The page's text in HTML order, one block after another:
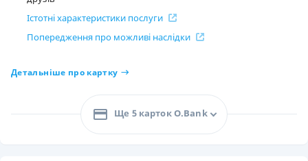
Істотні характеристики послуги
Попередження про можливі наслідки
Детальніше про картку
Ще 5 карток O.Bank